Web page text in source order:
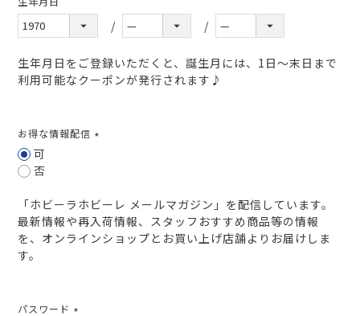
生年月日をご登録いただくと、誕生月には、1日～末日まで
利用可能なクーポンが発行されます♪
お得な情報配信
可
否
「ホビーラホビーレ メールマガジン」を配信しています。
最新情報や再入荷情報、スタッフおすすめ商品等の情報
を、オンラインショップとお買い上げ店舗よりお届けしま
す。
パスワード